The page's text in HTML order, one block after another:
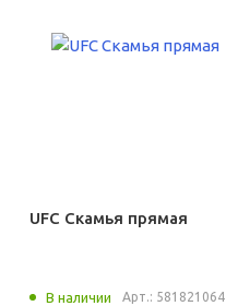
UFC Скамья прямая
В наличии Арт.: 581821064